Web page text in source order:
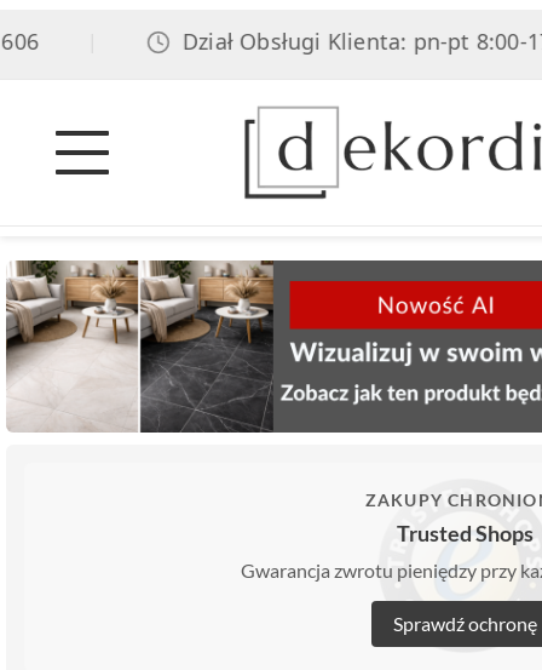
Dział Obsługi Klienta: pn-pt 8:00-
ZAKUPY
Trusted Shops
Gwarancja zwrotu pieniędzy przy
Sprawdź ochronę